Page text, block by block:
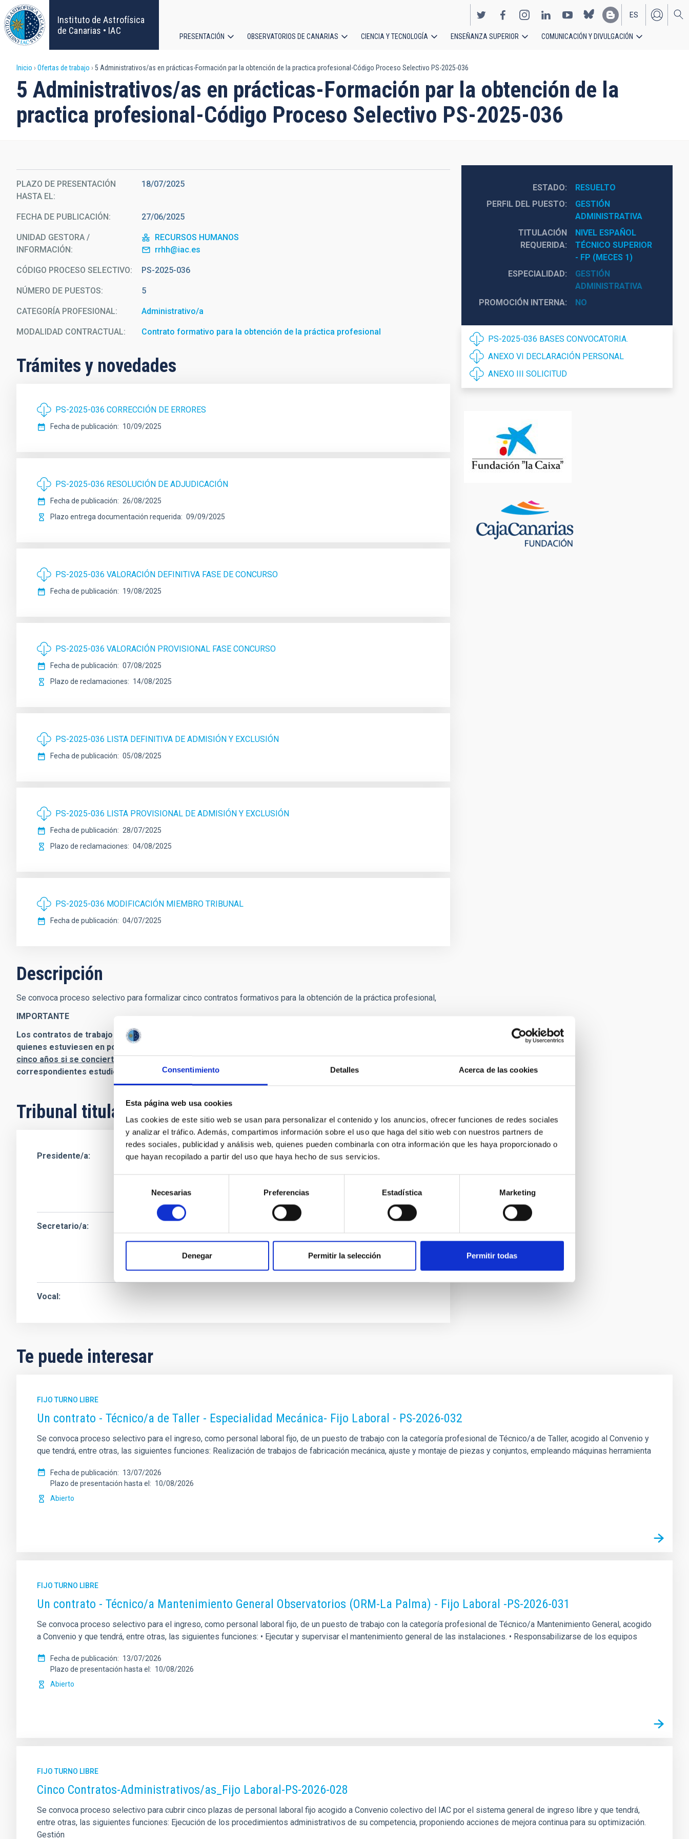
Consentimiento Detalles Acerca de las cookies
Esta página web usa cookies
Las cookies de este sitio web se usan para personalizar el contenido y los anuncios, ofrecer funciones de redes sociales
y analizar el tráfico. Además, compartimos información sobre el uso que haga del sitio web con nuestros partners de
redes sociales, publicidad y análisis web, quienes pueden combinarla con otra información que les haya proporcionado o
que hayan recopilado a partir del uso que haya hecho de sus servicios.
consentimiento
Necesarias Preferencias Estadística Marketing
Denegar Permitir la selección Permitir todas
Pasar
al
contenido
principal
Instituto de Astrofísica
de Canarias • IAC
EN
ES
principal
PRESENTACIÓN OBSERVATORIOS DE CANARIAS CIENCIA Y TECNOLOGÍA ENSEÑANZA SUPERIOR COMUNICACIÓN Y DIVULGACIÓN
Sobrescribir
enlaces
de
a
la
navegación
Inicio Ofertas de trabajo 5 Administrativos/as en prácticas-Formación par la obtención de la practica profesional-Código Proceso Selectivo PS-2025-036
5 Administrativos/as en prácticas-Formación par la obtención de la
practica profesional-Código Proceso Selectivo PS-2025-036
PLAZO DE PRESENTACIÓN
HASTA EL
18/07/2025
FECHA DE PUBLICACIÓN 27/06/2025
UNIDAD GESTORA /
INFORMACIÓN
RECURSOS HUMANOS
rrhh@iac.es
CÓDIGO PROCESO SELECTIVO PS-2025-036
NÚMERO DE PUESTOS 5
CATEGORÍA PROFESIONAL Administrativo/a
MODALIDAD CONTRACTUAL Contrato formativo para la obtención de la práctica profesional
Trámites y novedades
PS-2025-036 CORRECCIÓN DE ERRORES
Fecha de publicación 10/09/2025
PS-2025-036 RESOLUCIÓN DE ADJUDICACIÓN
Fecha de publicación
26/08/2025
Plazo entrega documentación requerida
09/09/2025
PS-2025-036 VALORACIÓN DEFINITIVA FASE DE CONCURSO
Fecha de publicación 19/08/2025
PS-2025-036 VALORACIÓN PROVISIONAL FASE CONCURSO
Fecha de publicación
07/08/2025
Plazo de reclamaciones
14/08/2025
PS-2025-036 LISTA DEFINITIVA DE ADMISIÓN Y EXCLUSIÓN
Fecha de publicación 05/08/2025
PS-2025-036 LISTA PROVISIONAL DE ADMISIÓN Y EXCLUSIÓN
Fecha de publicación
28/07/2025
Plazo de reclamaciones
04/08/2025
PS-2025-036 MODIFICACIÓN MIEMBRO TRIBUNAL
Fecha de publicación 04/07/2025
Descripción
Se convoca proceso selectivo para formalizar cinco contratos formativos para la obtención de la práctica profesional,
IMPORTANTE
Los contratos de trabajo formativos para la obtención de la práctica profesional podrán concertarse con
quienes estuviesen en posesión de un título que habilite o capacite obtenido dentro de los
cinco años si se concierta con una persona con discapacidad, siguientes a la terminación de los
correspondientes estudios.
Tribunal titular
Presidente/a Ms. Acerina María Santacruz Medina
Secretario/a
Instituto de Astrofísica de Canarias (IAC)
Ingeniero/a
Vocal
ESTADO
RESUELTO
PERFIL DEL PUESTO
GESTIÓN
ADMINISTRATIVA
TITULACIÓN
REQUERIDA
NIVEL ESPAÑOL
TÉCNICO SUPERIOR
- FP (MECES 1)
ESPECIALIDAD
GESTIÓN
ADMINISTRATIVA
PROMOCIÓN INTERNA
NO
PS-2025-036 BASES CONVOCATORIA.
ANEXO VI DECLARACIÓN PERSONAL
ANEXO III SOLICITUD
Te puede interesar
FIJO TURNO LIBRE
Un contrato - Técnico/a de Taller - Especialidad Mecánica- Fijo Laboral - PS-2026-032
Se convoca proceso selectivo para el ingreso, como personal laboral fijo, de un puesto de trabajo con la categoría profesional de Técnico/a de Taller, acogido al Convenio y
que tendrá, entre otras, las siguientes funciones: Realización de trabajos de fabricación mecánica, ajuste y montaje de piezas y conjuntos, empleando máquinas herramienta
Fecha de publicación
13/07/2026
Plazo de presentación hasta el
10/08/2026
Abierto
FIJO TURNO LIBRE
Un contrato - Técnico/a Mantenimiento General Observatorios (ORM-La Palma) - Fijo Laboral -PS-2026-031
Se convoca proceso selectivo para el ingreso, como personal laboral fijo, de un puesto de trabajo con la categoría profesional de Técnico/a Mantenimiento General, acogido
a Convenio y que tendrá, entre otras, las siguientes funciones: • Ejecutar y supervisar el mantenimiento general de las instalaciones. • Responsabilizarse de los equipos
Fecha de publicación
13/07/2026
Plazo de presentación hasta el
10/08/2026
Abierto
FIJO TURNO LIBRE
Cinco Contratos-Administrativos/as_Fijo Laboral-PS-2026-028
Se convoca proceso selectivo para cubrir cinco plazas de personal laboral fijo acogido a Convenio colectivo del IAC por el sistema general de ingreso libre y que tendrá,
entre otras, las siguientes funciones: Ejecución de los procedimientos administrativos de su competencia, proponiendo acciones de mejora continua para su optimización.
Gestión